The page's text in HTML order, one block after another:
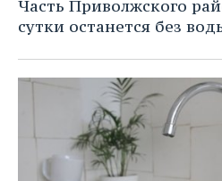
Часть Приволжского
сутки останется без